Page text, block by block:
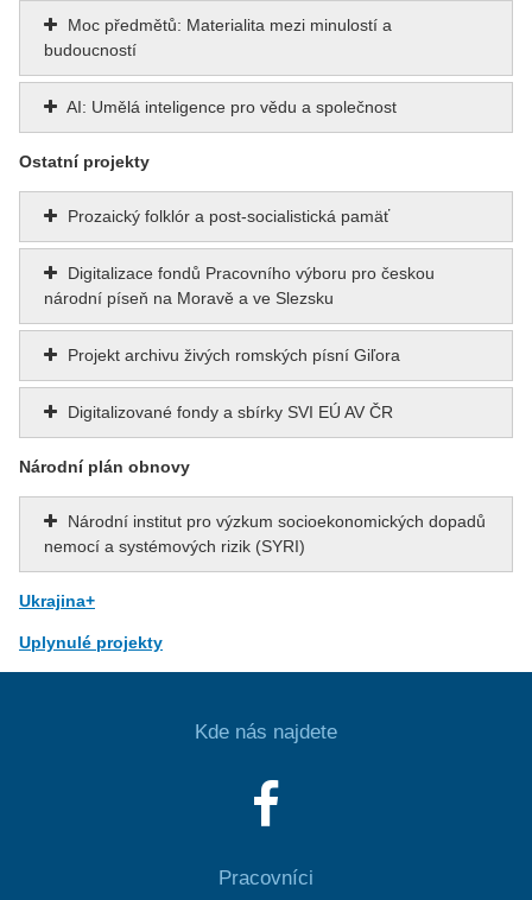
Moc předmětů: Materialita mezi minulostí a
budoucností
AI: Umělá inteligence pro vědu a společnost
Ostatní projekty
Prozaický folklór a post-socialistická pamäť
Digitalizace fondů Pracovního výboru pro českou
národní píseň na Moravě a ve Slezsku
Projekt archivu živých romských písní Giľora
Digitalizované fondy a sbírky SVI EÚ AV ČR
Národní plán obnovy
Národní institut pro výzkum socioekonomických dopadů
nemocí a systémových rizik (SYRI)
Ukrajina+
Uplynulé projekty
Kde nás najdete
Pracovníci